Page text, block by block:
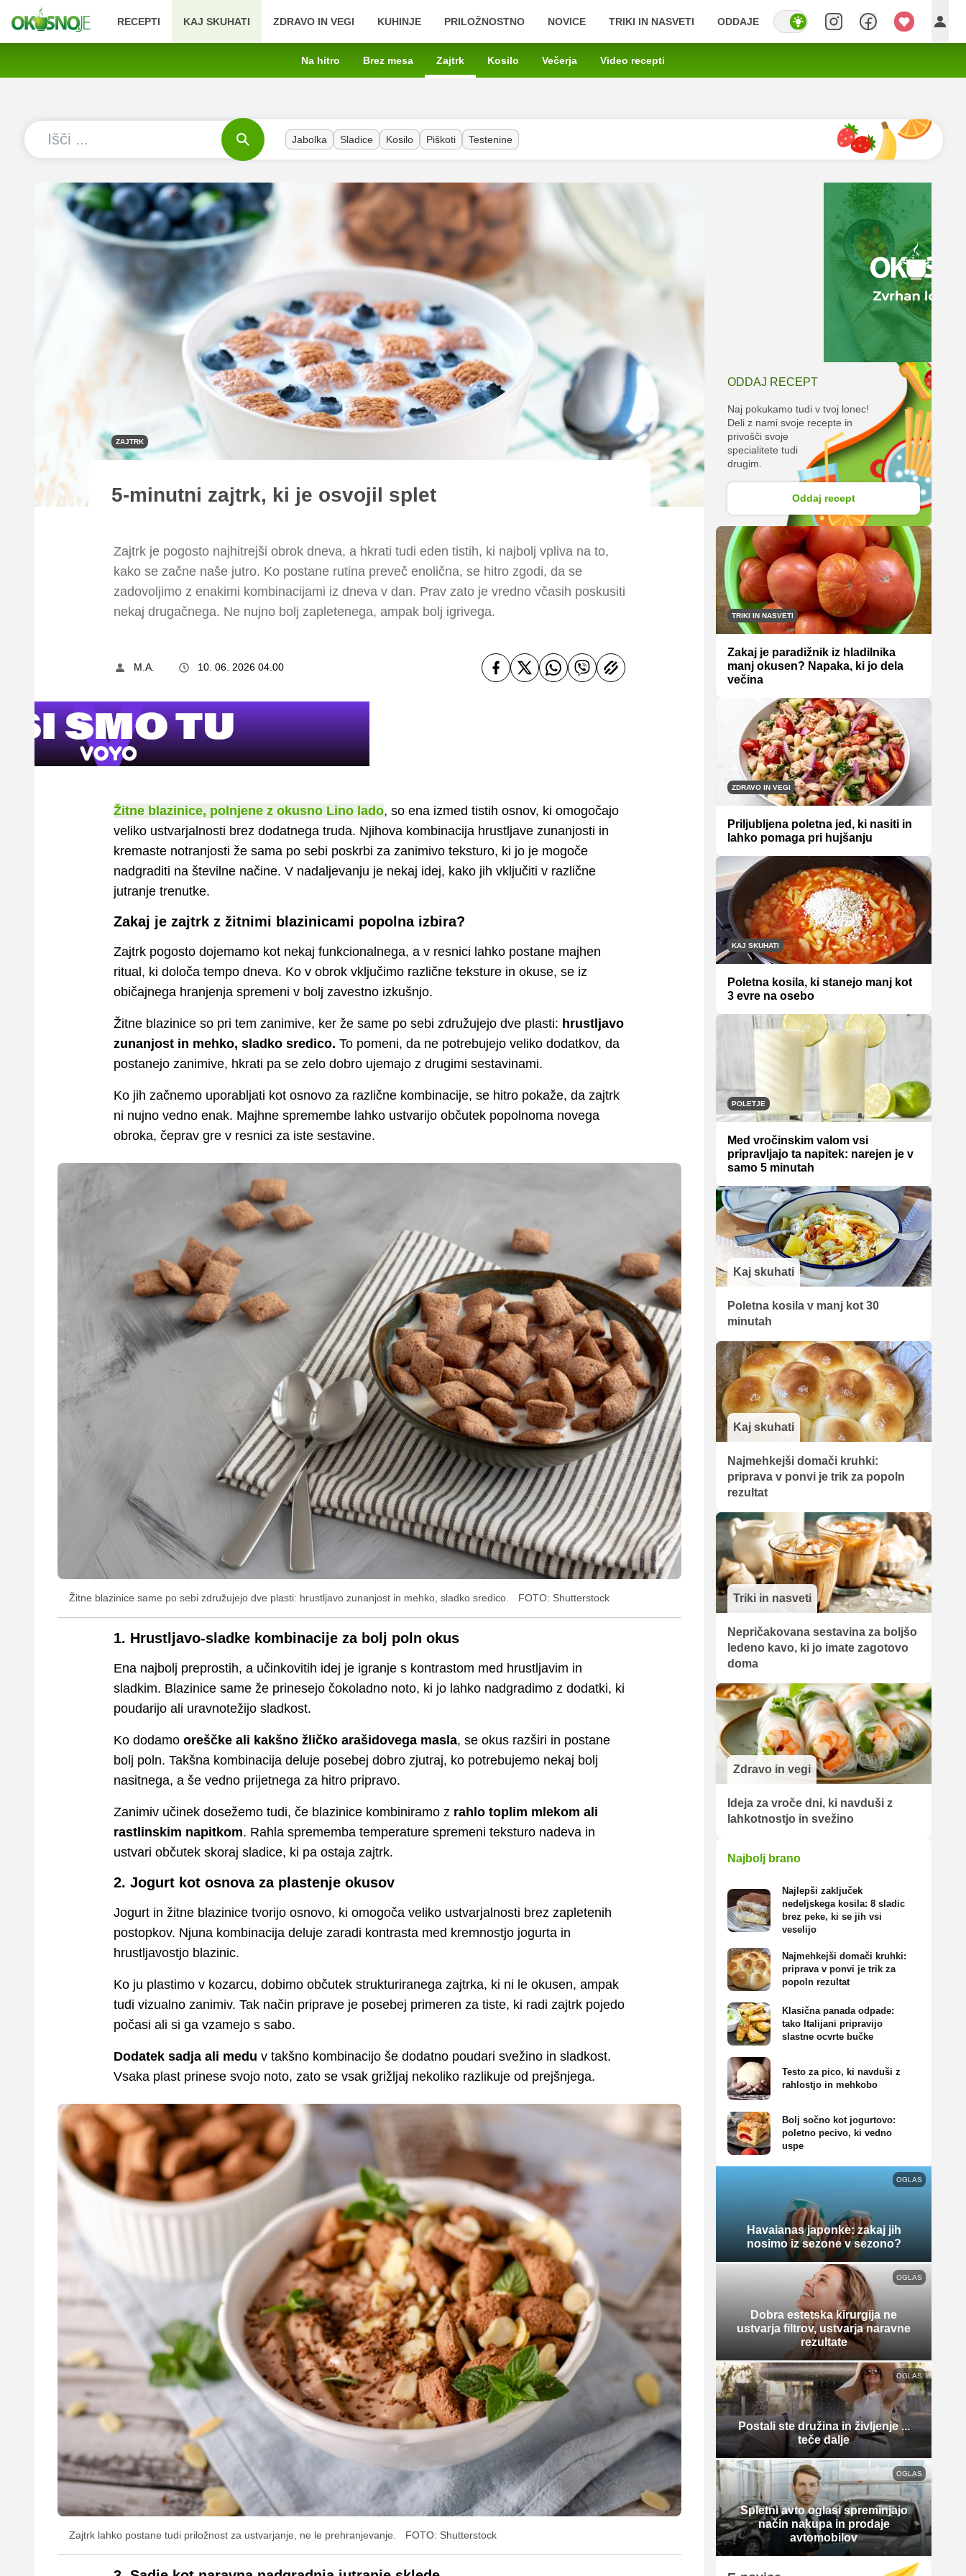
RECEPTI KAJ SKUHATI ZDRAVO IN VEGI KUHINJE PRILOŽNOSTNO NOVICE TRIKI IN NASVETI ODDAJE
Na hitro Brez mesa Zajtrk Kosilo Večerja Video recepti
Jabolka Sladice Kosilo Piškoti Testenine
ZAJTRK
5-minutni zajtrk, ki je osvojil splet
Zajtrk je pogosto najhitrejši obrok dneva, a hkrati tudi eden tistih, ki najbolj vpliva na to,
kako se začne naše jutro. Ko postane rutina preveč enolična, se hitro zgodi, da se
zadovoljimo z enakimi kombinacijami iz dneva v dan. Prav zato je vredno včasih poskusiti
nekaj drugačnega. Ne nujno bolj zapletenega, ampak bolj igrivega.
M.A. 10. 06. 2026 04.00
Žitne blazinice, polnjene z okusno Lino lado, so ena izmed tistih osnov, ki omogočajo
veliko ustvarjalnosti brez dodatnega truda. Njihova kombinacija hrustljave zunanjosti in
kremaste notranjosti že sama po sebi poskrbi za zanimivo teksturo, ki jo je mogoče
nadgraditi na številne načine. V nadaljevanju je nekaj idej, kako jih vključiti v različne
jutranje trenutke.
Zakaj je zajtrk z žitnimi blazinicami popolna izbira?
Zajtrk pogosto dojemamo kot nekaj funkcionalnega, a v resnici lahko postane majhen
ritual, ki določa tempo dneva. Ko v obrok vključimo različne teksture in okuse, se iz
običajnega hranjenja spremeni v bolj zavestno izkušnjo.
Žitne blazinice so pri tem zanimive, ker že same po sebi združujejo dve plasti: hrustljavo
zunanjost in mehko, sladko sredico. To pomeni, da ne potrebujejo veliko dodatkov, da
postanejo zanimive, hkrati pa se zelo dobro ujemajo z drugimi sestavinami.
Ko jih začnemo uporabljati kot osnovo za različne kombinacije, se hitro pokaže, da zajtrk
ni nujno vedno enak. Majhne spremembe lahko ustvarijo občutek popolnoma novega
obroka, čeprav gre v resnici za iste sestavine.
Žitne blazinice same po sebi združujejo dve plasti: hrustljavo zunanjost in mehko, sladko sredico. FOTO: Shutterstock
1. Hrustljavo-sladke kombinacije za bolj poln okus
Ena najbolj preprostih, a učinkovitih idej je igranje s kontrastom med hrustljavim in
sladkim. Blazinice same že prinesejo čokoladno noto, ki jo lahko nadgradimo z dodatki, ki
poudarijo ali uravnotežijo sladkost.
Ko dodamo oreščke ali kakšno žličko arašidovega masla, se okus razširi in postane
bolj poln. Takšna kombinacija deluje posebej dobro zjutraj, ko potrebujemo nekaj bolj
nasitnega, a še vedno prijetnega za hitro pripravo.
Zanimiv učinek dosežemo tudi, če blazinice kombiniramo z rahlo toplim mlekom ali
rastlinskim napitkom. Rahla sprememba temperature spremeni teksturo nadeva in
ustvari občutek skoraj sladice, ki pa ostaja zajtrk.
2. Jogurt kot osnova za plastenje okusov
Jogurt in žitne blazinice tvorijo osnovo, ki omogoča veliko ustvarjalnosti brez zapletenih
postopkov. Njuna kombinacija deluje zaradi kontrasta med kremnostjo jogurta in
hrustljavostjo blazinic.
Ko ju plastimo v kozarcu, dobimo občutek strukturiranega zajtrka, ki ni le okusen, ampak
tudi vizualno zanimiv. Tak način priprave je posebej primeren za tiste, ki radi zajtrk pojedo
počasi ali si ga vzamejo s sabo.
Dodatek sadja ali medu v takšno kombinacijo še dodatno poudari svežino in sladkost.
Vsaka plast prinese svojo noto, zato se vsak grižljaj nekoliko razlikuje od prejšnjega.
Zajtrk lahko postane tudi priložnost za ustvarjanje, ne le prehranjevanje. FOTO: Shutterstock
ODDAJ RECEPT
Naj pokukamo tudi v tvoj lonec!
Deli z nami svoje recepte in
privošči svoje
specialitete tudi
drugim.
Oddaj recept
TRIKI IN NASVETI
Zakaj je paradižnik iz hladilnika
manj okusen? Napaka, ki jo dela
večina
ZDRAVO IN VEGI
Priljubljena poletna jed, ki nasiti in
lahko pomaga pri hujšanju
KAJ SKUHATI
Poletna kosila, ki stanejo manj kot
3 evre na osebo
POLETJE
Med vročinskim valom vsi
pripravljajo ta napitek: narejen je v
samo 5 minutah
Kaj skuhati
Poletna kosila v manj kot 30
minutah
Kaj skuhati
Najmehkejši domači kruhki:
priprava v ponvi je trik za popoln
rezultat
Triki in nasveti
Nepričakovana sestavina za boljšo
ledeno kavo, ki jo imate zagotovo
doma
Zdravo in vegi
Ideja za vroče dni, ki navduši z
lahkotnostjo in svežino
Najbolj brano
Najlepši zaključek
nedeljskega kosila: 8 sladic
brez peke, ki se jih vsi
veselijo
Najmehkejši domači kruhki:
priprava v ponvi je trik za
popoln rezultat
Klasična panada odpade:
tako Italijani pripravijo
slastne ocvrte bučke
Testo za pico, ki navduši z
rahlostjo in mehkobo
Bolj sočno kot jogurtovo:
poletno pecivo, ki vedno
uspe
OGLAS
Havaianas japonke: zakaj jih
nosimo iz sezone v sezono?
OGLAS
Dobra estetska kirurgija ne
ustvarja filtrov, ustvarja naravne
rezultate
OGLAS
Postali ste družina in življenje ...
teče dalje
OGLAS
Spletni avto oglasi spreminjajo
način nakupa in prodaje
avtomobilov